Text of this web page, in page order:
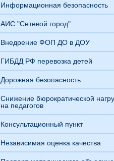
Информационная безопасность
АИС "Сетевой город"
Внедрение ФОП ДО в ДОУ
ГИБДД РФ перевозка детей
Дорожная безопасность
Снижение бюрократической
на педагогов
Консультационный пункт
Независимая оценка качества